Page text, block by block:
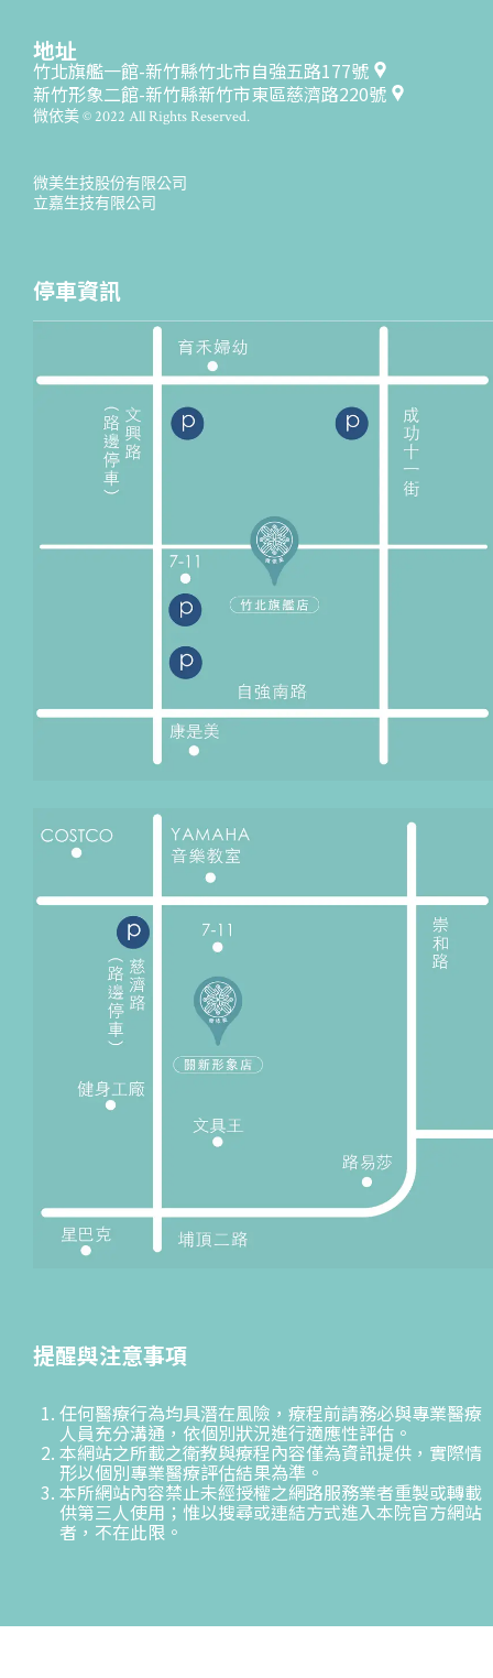
地址
竹北旗艦一館-新竹縣竹北市自強五路177號
新竹形象二館-新竹縣新竹市東區慈濟路220號
微依美 © 2022 All Rights Reserved.
微美生技股份有限公司
立嘉生技有限公司
停車資訊
提醒與注意事項
任何醫療行為均具潛在風險，療程前請務必與專業醫療
人員充分溝通，依個別狀況進行適應性評估。
本網站之所載之衛教與療程內容僅為資訊提供，實際情
形以個別專業醫療評估結果為準。
本所網站內容禁止未經授權之網路服務業者重製或轉載
供第三人使用；惟以搜尋或連結方式進入本院官方網站
者，不在此限。